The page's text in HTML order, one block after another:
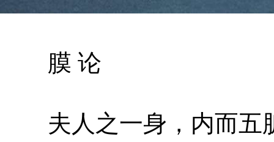
膜 论
夫人之一身，内而五